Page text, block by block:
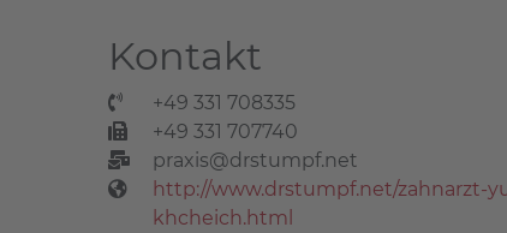
Kontakt
+49 331 708335
+49 331 707740
praxis@drstumpf.net
http://www.drstumpf.net/zahnarzt-
khcheich.html